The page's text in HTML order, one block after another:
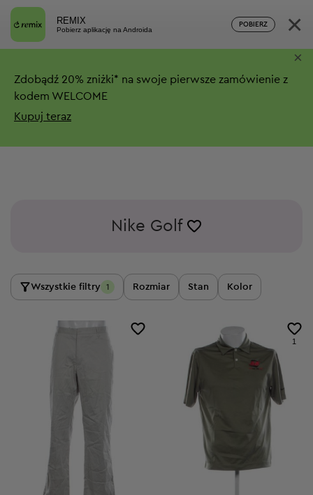
REMIX
Pobierz aplikację na Androida
POBIERZ ×
Zdobądź 20% zniżki* na swoje pierwsze zamówienie z
kodem WELCOME
Kupuj teraz
×
Nike Golf
Wszystkie filtry 1 Rozmiar Stan Kolor
1